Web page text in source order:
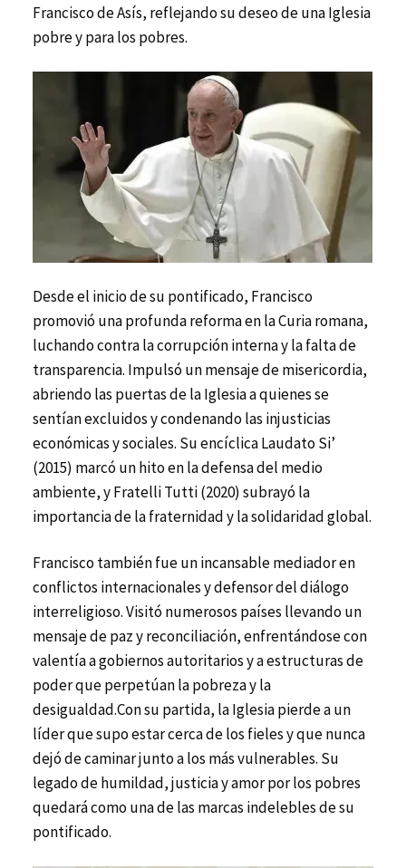
Francisco de Asís, reflejando su deseo de una Iglesia
pobre y para los pobres.
Desde el inicio de su pontificado, Francisco
promovió una profunda reforma en la Curia romana,
luchando contra la corrupción interna y la falta de
transparencia. Impulsó un mensaje de misericordia,
abriendo las puertas de la Iglesia a quienes se
sentían excluidos y condenando las injusticias
económicas y sociales. Su encíclica Laudato Si’
(2015) marcó un hito en la defensa del medio
ambiente, y Fratelli Tutti (2020) subrayó la
importancia de la fraternidad y la solidaridad global.
Francisco también fue un incansable mediador en
conflictos internacionales y defensor del diálogo
interreligioso. Visitó numerosos países llevando un
mensaje de paz y reconciliación, enfrentándose con
valentía a gobiernos autoritarios y a estructuras de
poder que perpetúan la pobreza y la
desigualdad.Con su partida, la Iglesia pierde a un
líder que supo estar cerca de los fieles y que nunca
dejó de caminar junto a los más vulnerables. Su
legado de humildad, justicia y amor por los pobres
quedará como una de las marcas indelebles de su
pontificado.